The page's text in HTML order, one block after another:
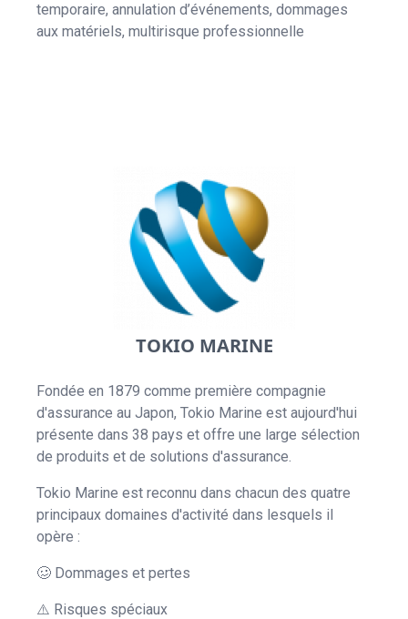
temporaire, annulation d’événements, dommages
aux matériels, multirisque professionnelle
TOKIO MARINE
Fondée en 1879 comme première compagnie
d'assurance au Japon, Tokio Marine est aujourd'hui
présente dans 38 pays et offre une large sélection
de produits et de solutions d'assurance.
Tokio Marine est reconnu dans chacun des quatre
principaux domaines d'activité dans lesquels il
opère :
🥴 Dommages et pertes
⚠️ Risques spéciaux